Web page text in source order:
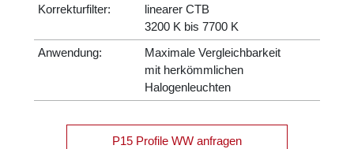
Korrekturfilter:
linearer CTB
3200 K bis 7700 K
Anwendung:
Maximale Vergleichbarkeit
mit herkömmlichen
Halogenleuchten
P15 Profile WW anfragen